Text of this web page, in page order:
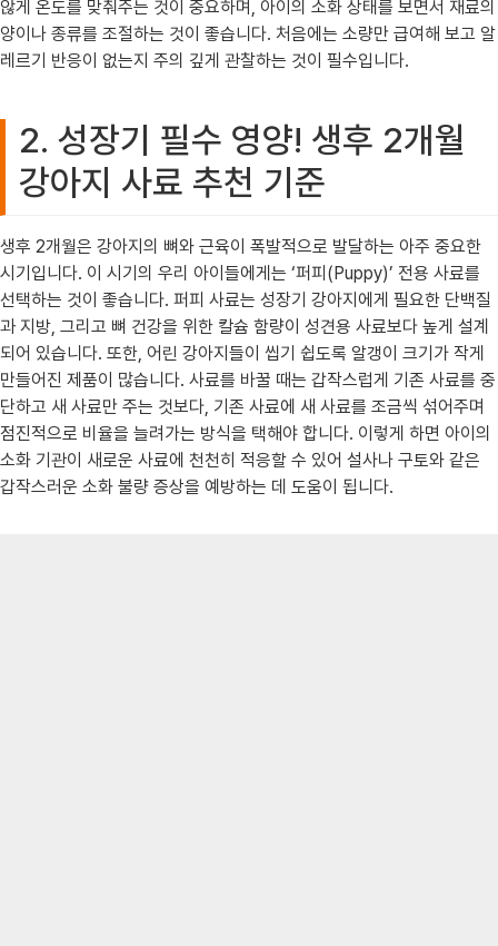
않게 온도를 맞춰주는 것이 중요하며, 아이의 소화 상태를 보면서 재료의
양이나 종류를 조절하는 것이 좋습니다. 처음에는 소량만 급여해 보고 알
레르기 반응이 없는지 주의 깊게 관찰하는 것이 필수입니다.
2. 성장기 필수 영양! 생후 2개월
강아지 사료 추천 기준
생후 2개월은 강아지의 뼈와 근육이 폭발적으로 발달하는 아주 중요한
시기입니다. 이 시기의 우리 아이들에게는 ‘퍼피(Puppy)’ 전용 사료를
선택하는 것이 좋습니다. 퍼피 사료는 성장기 강아지에게 필요한 단백질
과 지방, 그리고 뼈 건강을 위한 칼슘 함량이 성견용 사료보다 높게 설계
되어 있습니다. 또한, 어린 강아지들이 씹기 쉽도록 알갱이 크기가 작게
만들어진 제품이 많습니다. 사료를 바꿀 때는 갑작스럽게 기존 사료를 중
단하고 새 사료만 주는 것보다, 기존 사료에 새 사료를 조금씩 섞어주며
점진적으로 비율을 늘려가는 방식을 택해야 합니다. 이렇게 하면 아이의
소화 기관이 새로운 사료에 천천히 적응할 수 있어 설사나 구토와 같은
갑작스러운 소화 불량 증상을 예방하는 데 도움이 됩니다.